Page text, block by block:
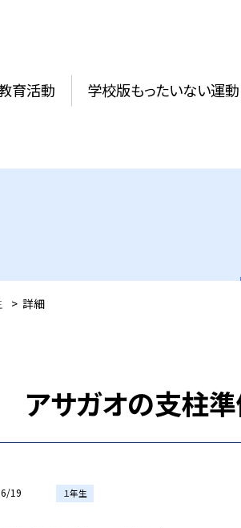
育活動 学校版もったいない運動
> 詳細
サガオの支柱
19 １年生